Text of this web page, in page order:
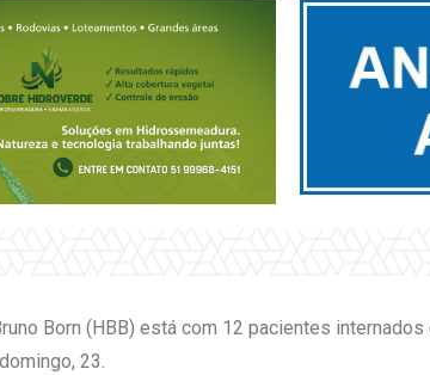
Born (HBB) está com 12 pacientes
23.